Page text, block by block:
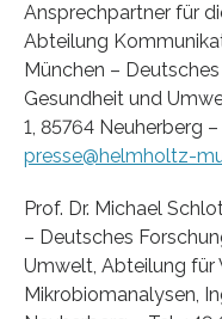
Ansprechpartner für
Abteilung
München –
Gesundheit und
1, 85764 Neuherberg
presse@helmholtz-
Prof. Dr. Michael
– Deutsches
Umwelt, Abteilung für
Mikrobiomanalysen,